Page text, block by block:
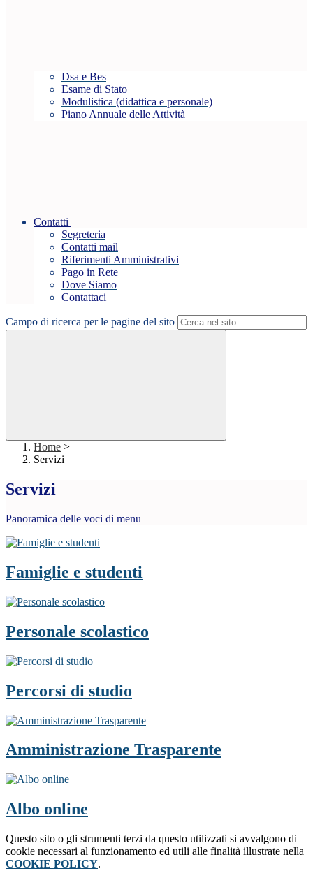
Dsa e Bes
Esame di Stato
Modulistica (didattica e personale)
Piano Annuale delle Attività
Contatti
Segreteria
Contatti mail
Riferimenti Amministrativi
Pago in Rete
Dove Siamo
Contattaci
Campo di ricerca per le pagine del sito
Home >
Servizi
Servizi
Panoramica delle voci di menu
Famiglie e studenti
Personale scolastico
Percorsi di studio
Amministrazione Trasparente
Albo online
Questo sito o gli strumenti terzi da questo utilizzati si avvalgono di
cookie necessari al funzionamento ed utili alle finalità illustrate nella
COOKIE POLICY.